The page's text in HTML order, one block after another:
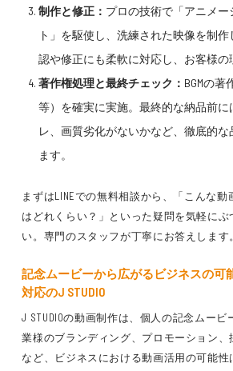
制作と修正： プロの技術で「アニメー
ト」を駆使し、洗練された映像を制
認や修正にも柔軟に対応し、お客様の
著作権処理と最終チェック： BGMの著
等）を確実に実施。最終的な納品前
レ、画質劣化がないかなど、徹底的
ます。
まずはLINEでの無料相談から、「こんな
はどれくらい？」といった疑問を気軽にぶ
い。専門のスタッフが丁寧にお答えします。
記念ムービーから広がるビジネスの可
対応のJ STUDIO
J STUDIOの動画制作は、個人の記念ムー
業様のブランディング、プロモーション、
など、ビジネスにおける動画活用の可能性